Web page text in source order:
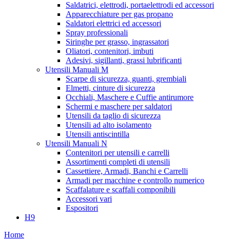
Saldatrici, elettrodi, portaelettrodi ed accessori
Apparecchiature per gas propano
Saldatori elettrici ed accessori
Spray professionali
Siringhe per grasso, ingrassatori
Oliatori, contenitori, imbuti
Adesivi, sigillanti, grassi lubrificanti
Utensili Manuali M
Scarpe di sicurezza, guanti, grembiali
Elmetti, cinture di sicurezza
Occhiali, Maschere e Cuffie antirumore
Schermi e maschere per saldatori
Utensili da taglio di sicurezza
Utensili ad alto isolamento
Utensili antiscintilla
Utensili Manuali N
Contenitori per utensili e carrelli
Assortimenti completi di utensili
Cassettiere, Armadi, Banchi e Carrelli
Armadi per macchine e controllo numerico
Scaffalature e scaffali componibili
Accessori vari
Espositori
H9
Home